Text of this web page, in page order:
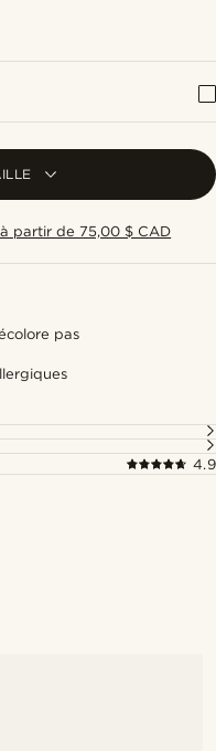
partir de 75,00 $ CAD
pas
4.9